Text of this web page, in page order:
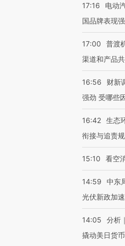
17:16
电动
国品牌表现
17:00
普渡
渠道和产品
16:56
财新
强劲 受哪些
16:42 生态
衔接与追责
15:10 看空
14:59
中东
光伏新政加
14:05
分析
撬动美日货